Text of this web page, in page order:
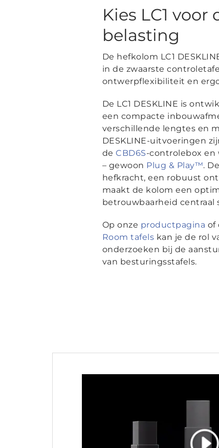
Kies LC1 voor
belasting
De hefkolom LC1
in de zwaarste
ontwerpflexibiliteit en
De LC1 DESKLINE is
een compacte
verschillende lengtes en
DESKLINE-uitvoeringen
de CBD6S-controlebox en
– gewoon Plug & Play™.
hefkracht, een robuust
maakt de kolom een
betrouwbaarheid centraal
Op onze productpagina of
Room tafels kan je de rol
onderzoeken bij de
van besturingsstafels.